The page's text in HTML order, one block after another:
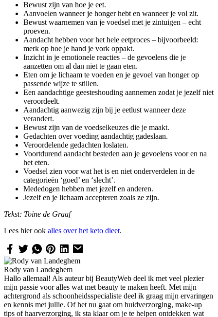
Bewust zijn van hoe je eet.
Aanvoelen wanneer je honger hebt en wanneer je vol zit.
Bewust waarnemen van je voedsel met je zintuigen – echt
proeven.
Aandacht hebben voor het hele eetproces – bijvoorbeeld:
merk op hoe je hand je vork oppakt.
Inzicht in je emotionele reacties – de gevoelens die je
aanzetten om al dan niet te gaan eten.
Eten om je lichaam te voeden en je gevoel van honger op
passende wijze te stillen.
Een aandachtige geesteshouding aannemen zodat je jezelf niet
veroordeelt.
Aandachtig aanwezig zijn bij je eetlust wanneer deze
verandert.
Bewust zijn van de voedselkeuzes die je maakt.
Gedachten over voeding aandachtig gadeslaan.
Veroordelende gedachten loslaten.
Voortdurend aandacht besteden aan je gevoelens voor en na
het eten.
Voedsel zien voor wat het is en niet onderverdelen in de
categorieën ‘goed’ en ‘slecht’.
Mededogen hebben met jezelf en anderen.
Jezelf en je lichaam accepteren zoals ze zijn.
Tekst: Toine de Graaf
Lees hier ook alles over het keto dieet.
Rody van Landeghem
Hallo allemaal! Als auteur bij BeautyWeb deel ik met veel plezier
mijn passie voor alles wat met beauty te maken heeft. Met mijn
achtergrond als schoonheidsspecialiste deel ik graag mijn ervaringen
en kennis met jullie. Of het nu gaat om huidverzorging, make-up
tips of haarverzorging, ik sta klaar om je te helpen ontdekken wat